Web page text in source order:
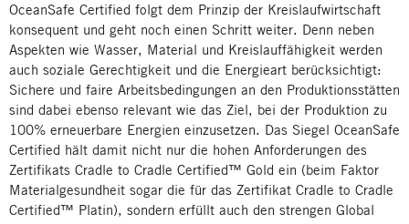
OceanSafe Certified folgt dem Prinzip der Kreislaufwirtschaft
konsequent und geht noch einen Schritt weiter. Denn neben
Aspekten wie Wasser, Material und Kreislauffähigkeit werden
auch soziale Gerechtigkeit und die Energieart berücksichtigt:
Sichere und faire Arbeitsbedingungen an den Produktionsstätten
sind dabei ebenso relevant wie das Ziel, bei der Produktion zu
100% erneuerbare Energien einzusetzen. Das Siegel OceanSafe
Certified hält damit nicht nur die hohen Anforderungen des
Zertifikats Cradle to Cradle Certified™ Gold ein (beim Faktor
Materialgesundheit sogar die für das Zertifikat Cradle to Cradle
Certified™ Platin), sondern erfüllt auch den strengen Global